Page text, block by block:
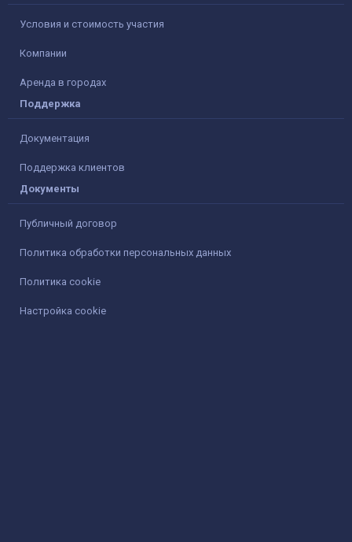
Условия и стоимость участия
Компании
Аренда в городах
Поддержка
Документация
Поддержка клиентов
Документы
Публичный договор
Политика обработки персональных данных
Политика cookie
Настройка cookie